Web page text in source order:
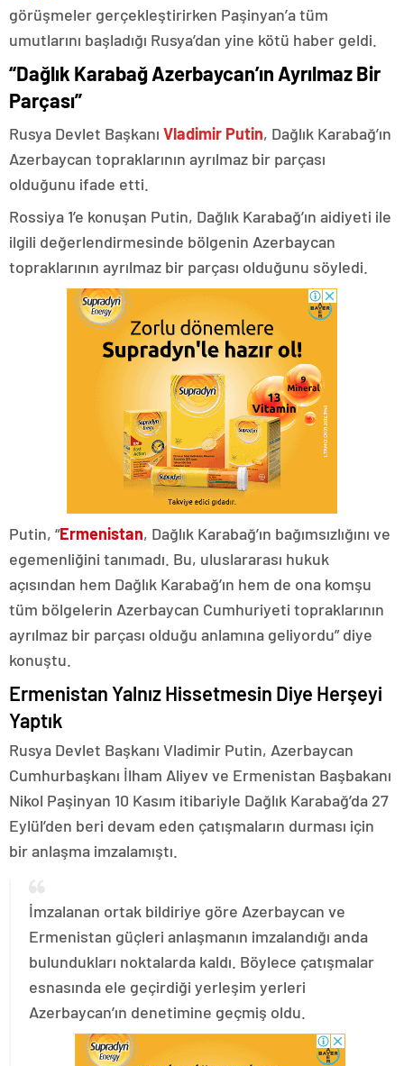
görüşmeler gerçekleştirirken Paşinyan’a tüm
umutlarını başladığı Rusya’dan yine kötü haber geldi.
“Dağlık Karabağ Azerbaycan’ın Ayrılmaz Bir
Parçası”
Rusya Devlet Başkanı Vladimir Putin, Dağlık Karabağ’ın
Azerbaycan topraklarının ayrılmaz bir parçası
olduğunu ifade etti.
Rossiya 1’e konuşan Putin, Dağlık Karabağ’ın aidiyeti ile
ilgili değerlendirmesinde bölgenin Azerbaycan
topraklarının ayrılmaz bir parçası olduğunu söyledi.
Putin, “Ermenistan, Dağlık Karabağ’ın bağımsızlığını ve
egemenliğini tanımadı. Bu, uluslararası hukuk
açısından hem Dağlık Karabağ’ın hem de ona komşu
tüm bölgelerin Azerbaycan Cumhuriyeti topraklarının
ayrılmaz bir parçası olduğu anlamına geliyordu” diye
konuştu.
Ermenistan Yalnız Hissetmesin Diye Herşeyi
Yaptık
Rusya Devlet Başkanı Vladimir Putin, Azerbaycan
Cumhurbaşkanı İlham Aliyev ve Ermenistan Başbakanı
Nikol Paşinyan 10 Kasım itibariyle Dağlık Karabağ’da 27
Eylül’den beri devam eden çatışmaların durması için
bir anlaşma imzalamıştı.
İmzalanan ortak bildiriye göre Azerbaycan ve
Ermenistan güçleri anlaşmanın imzalandığı anda
bulundukları noktalarda kaldı. Böylece çatışmalar
esnasında ele geçirdiği yerleşim yerleri
Azerbaycan’ın denetimine geçmiş oldu.